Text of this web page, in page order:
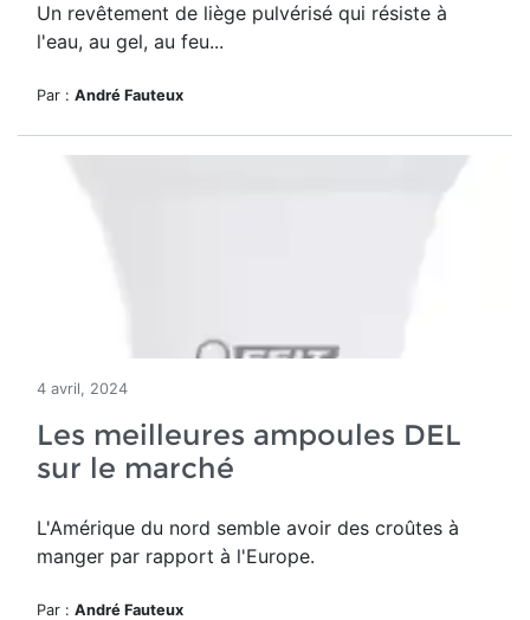
Un revêtement de liège pulvérisé qui résiste à
l'eau, au gel, au feu...
Par : André Fauteux
4 avril, 2024
Les meilleures ampoules DEL
sur le marché
L'Amérique du nord semble avoir des croûtes à
manger par rapport à l'Europe.
Par : André Fauteux